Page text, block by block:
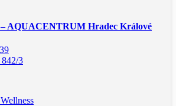
AQUACENTRUM Hradec Králové
3